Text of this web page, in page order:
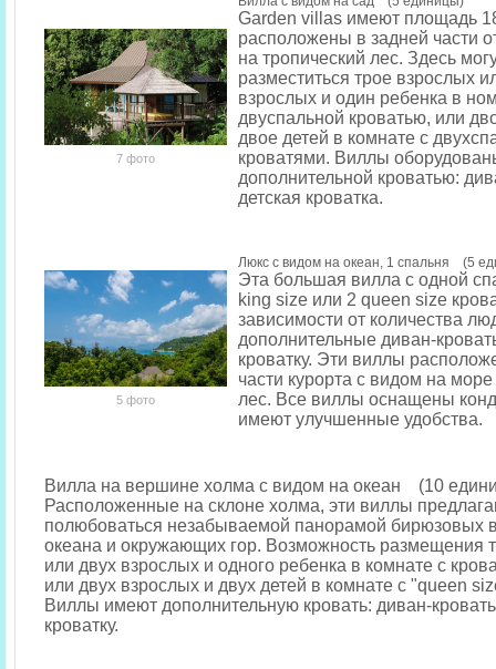
7 фото
Garden villas имеют площадь
расположены в задней части
на тропический лес. Здесь
разместиться трое взрослых
взрослых и один ребенка в
двуспальной кроватью, или
двое детей в комнате с
кроватями. Виллы
дополнительной кроватью:
детская кроватка.
5 фото
Люкс с видом на океан, 1 спальня (5
Эта большая вилла с одной
king size или 2 queen size
зависимости от количества
дополнительные диван-
кроватку. Эти виллы
части курорта с видом на
лес. Все виллы оснащены
имеют улучшенные удобства.
Вилла на вершине холма с видом на океан (10
Расположенные на склоне холма, эти виллы
полюбоваться незабываемой панорамой бирюзовых
океана и окружающих гор. Возможность размещения
или двух взрослых и одного ребенка в комнате с
или двух взрослых и двух детей в комнате с "queen
Виллы имеют дополнительную кровать: диван-
кроватку.